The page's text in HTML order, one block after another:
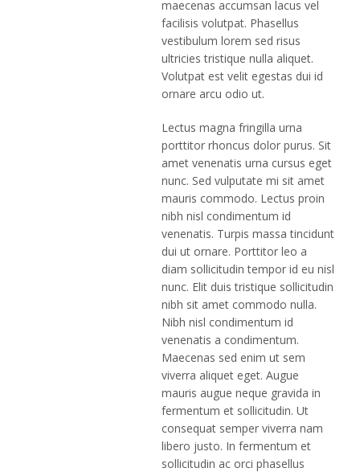
maecenas accumsan lacus vel
facilisis volutpat. Phasellus
vestibulum lorem sed risus
ultricies tristique nulla aliquet.
Volutpat est velit egestas dui id
ornare arcu odio ut.
Lectus magna fringilla urna
porttitor rhoncus dolor purus. Sit
amet venenatis urna cursus eget
nunc. Sed vulputate mi sit amet
mauris commodo. Lectus proin
nibh nisl condimentum id
venenatis. Turpis massa tincidunt
dui ut ornare. Porttitor leo a
diam sollicitudin tempor id eu nisl
nunc. Elit duis tristique sollicitudin
nibh sit amet commodo nulla.
Nibh nisl condimentum id
venenatis a condimentum.
Maecenas sed enim ut sem
viverra aliquet eget. Augue
mauris augue neque gravida in
fermentum et sollicitudin. Ut
consequat semper viverra nam
libero justo. In fermentum et
sollicitudin ac orci phasellus